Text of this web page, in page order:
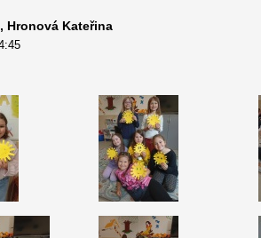
Hronová Kateřina